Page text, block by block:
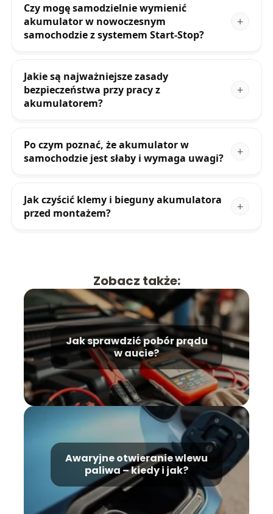
Czy mogę samodzielnie wymienić
akumulator w nowoczesnym
samochodzie z systemem Start-Stop?
Jakie są najważniejsze zasady
bezpieczeństwa przy pracy z
akumulatorem?
Po czym poznać, że akumulator w
samochodzie jest słaby i wymaga uwagi?
Jak czyścić klemy i bieguny akumulatora
przed montażem?
Zobacz także:
Jak sprawdzić pobór prądu
w aucie?
Awaryjne otwieranie wlewu
paliwa – kiedy i jak?